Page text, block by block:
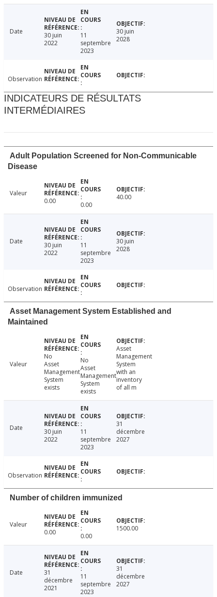
Date
30 juin
2022
11
septembre
2023
30 juin
2028
Observation
INDICATEURS DE RÉSULTATS
INTERMÉDIAIRES
Adult Population Screened for Non-Communicable
Disease
Valeur
0.00
0.00
40.00
Date
30 juin
2022
11
septembre
2023
30 juin
2028
Observation
Asset Management System Established and
Maintained
Valeur
No
Asset
Management
System
exists
No
Asset
Management
System
exists
Asset
Management
System
with an
inventory
of all m
Date
30 juin
2022
11
septembre
2023
31
décembre
2027
Observation
Number of children immunized
Valeur
0.00
0.00
1500.00
Date
31
décembre
2021
11
septembre
2023
31
décembre
2027